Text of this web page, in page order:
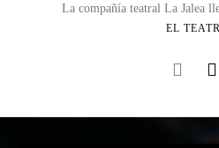
La compañía teatral La Jalea
EL